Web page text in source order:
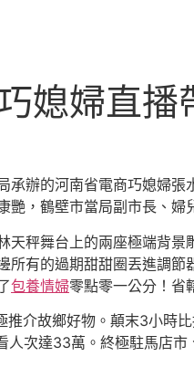
媳婦直播
辦的河南省電商巧媳婦
艷，鶴壁市當局副市長、婦
天秤舞台上的兩座極端背景
有的過期甜甜圈丟進調
包養情婦零點零一公分！省
推介故鄉好物。顛末3小
次達33萬。終極駐馬店市